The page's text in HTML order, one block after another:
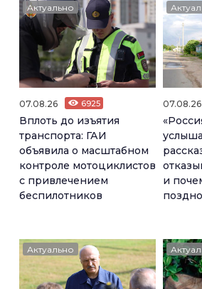
Актуально
07.08.26 6925
Вплоть до изъятия
транспорта: ГАИ
объявила о масштабном
контроле мотоциклистов
с привлечением
беспилотников
07.08.26
и
поздно
Актуально